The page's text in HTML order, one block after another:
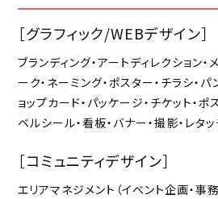
［グラフィック/WEBデザイン］
ブランディング・アートディレクション
ーク・ネーミング・ポスター・チラシ・パ
ョップカード・パッケージ・チケット・ポ
ベルシール・看板・バナー・撮影・レタ
［コミュニティデザイン］
エリアマネジメント（イベント企画・事